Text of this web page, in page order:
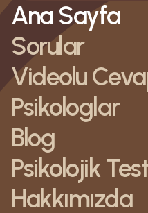
Ana Sayfa
Sorular
Videolu
Psikologlar
Blog
Psikolojik
Hakkımızda